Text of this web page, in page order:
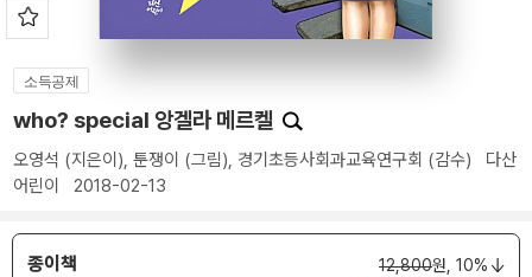
소득공제
who? special 앙겔라 메르켈
오영석 (지은이), 툰쟁이 (그림), 경기초등사회과교육연구회 (감수) 다산
어린이
2018-02-13
종이책 12,800원, 10%